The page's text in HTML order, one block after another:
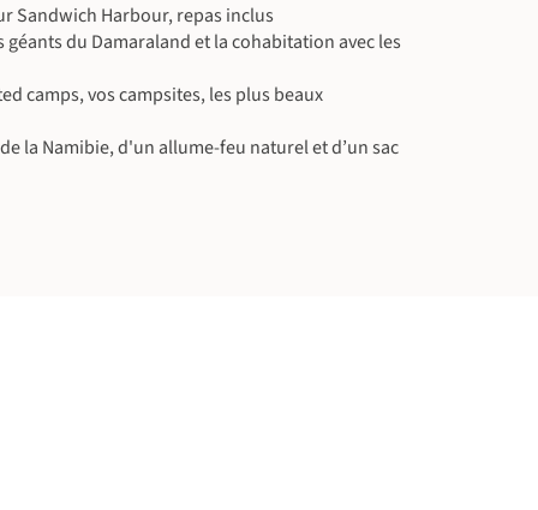
Sandwich Harbour, repas inclus
du Damaraland et la cohabitation avec les
camps, vos campsites, les plus beaux
la Namibie, d'un allume-feu naturel et d’un sac